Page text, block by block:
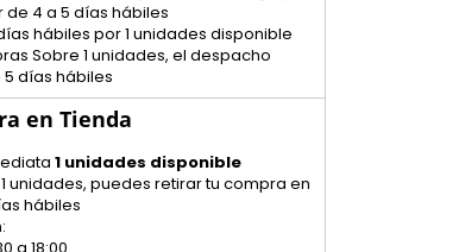
4 a 5 días hábiles
hábiles por 1 unidades disponible
Sobre 1 unidades, el despacho
días hábiles
en Tienda
1 unidades disponible
unidades, puedes retirar tu compra en
hábiles